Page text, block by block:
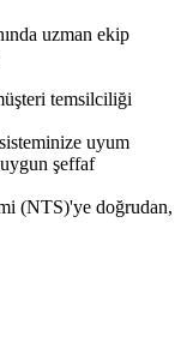
uzman ekip
temsilciliği
uyum
şeffaf
(NTS)'ye doğrudan,